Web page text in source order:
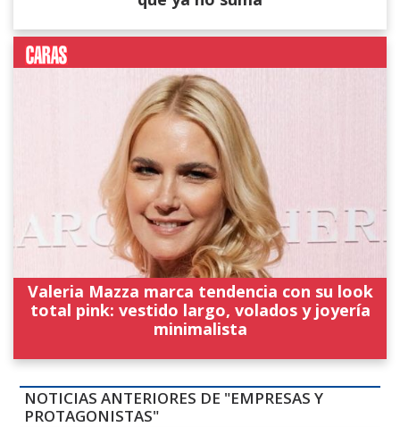
Valeria Mazza marca tendencia con su look
total pink: vestido largo, volados y joyería
minimalista
NOTICIAS ANTERIORES DE "EMPRESAS Y
PROTAGONISTAS"